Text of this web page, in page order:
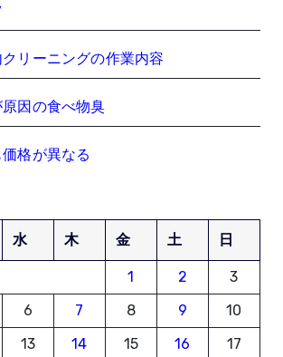
リーニングの作業内容
因の食べ物臭
格が異なる
水 木 金 土 日
1 2
3
6 7 8 9
10
13 14 15 16
17